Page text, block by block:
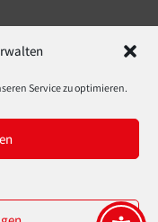
Service zu optimieren.